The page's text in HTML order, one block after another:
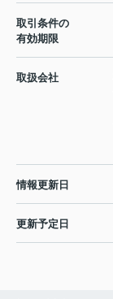
取引条件の
有効期限
取扱会社
情報更新日
更新予定日